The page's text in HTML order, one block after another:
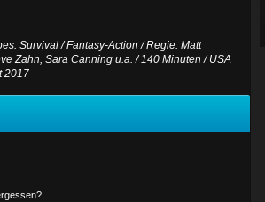
Survival / Fantasy-Action / Regie: Matt
Zahn, Sara Canning u.a. / 140 Minuten / USA
2017